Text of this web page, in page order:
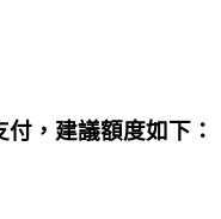
，建議額度如下：